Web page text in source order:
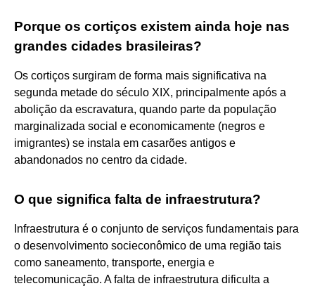
Porque os cortiços existem ainda hoje nas
grandes cidades brasileiras?
Os cortiços surgiram de forma mais significativa na
segunda metade do século XIX, principalmente após a
abolição da escravatura, quando parte da população
marginalizada social e economicamente (negros e
imigrantes) se instala em casarões antigos e
abandonados no centro da cidade.
O que significa falta de infraestrutura?
Infraestrutura é o conjunto de serviços fundamentais para
o desenvolvimento socieconômico de uma região tais
como saneamento, transporte, energia e
telecomunicação. A falta de infraestrutura dificulta a